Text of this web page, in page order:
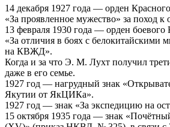
14 декабря 1927 года — орден
«За проявленное мужество» за поход к
13 февраля 1930 года — орден боевого
«За отличия в боях с белокитайскими
на КВЖД».
Когда и за что Э. М. Лухт получил
даже в его семье.
1927 год — нагрудный знак
Якутии от ЯкЦИКа».
1927 год — знак «За экспедицию на
15 октября 1935 года — знак